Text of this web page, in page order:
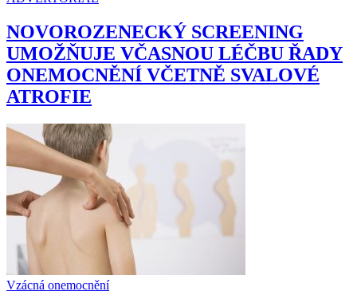
NOVOROZENECKÝ SCREENING
UMOŽŇUJE VČASNOU LÉČBU ŘADY
ONEMOCNĚNÍ VČETNĚ SVALOVÉ
ATROFIE
Vzácná onemocnění